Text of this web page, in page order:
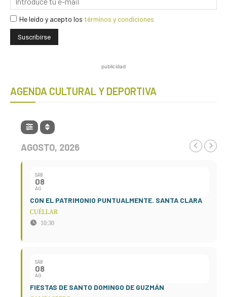
He leído y acepto los términos y condiciones
publicidad
AGENDA CULTURAL Y DEPORTIVA
AGOSTO, 2026
SÁB
08
AG
CON EL PATRIMONIO PUNTUALMENTE. SANTA CLARA
CUÉLLAR
10:30
SÁB
08
AG
FIESTAS DE SANTO DOMINGO DE GUZMÁN